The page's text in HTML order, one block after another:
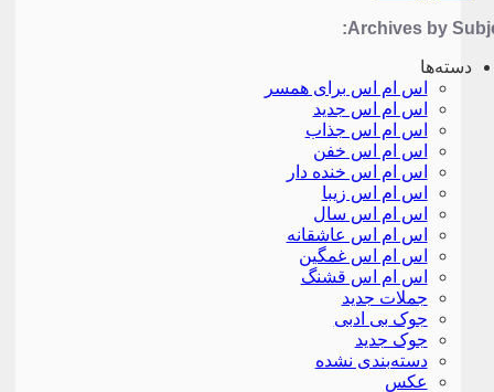
Archives by
دسته‌ها
اس ام اس برای همسر
اس ام اس جدید
اس ام اس جذاب
اس ام اس خفن
اس ام اس خنده دار
اس ام اس زیبا
اس ام اس سال
اس ام اس عاشقانه
اس ام اس غمگین
اس ام اس قشنگ
جملات جدید
جوک بی ادبی
جوک جدید
دسته‌بندی نشده
عکس